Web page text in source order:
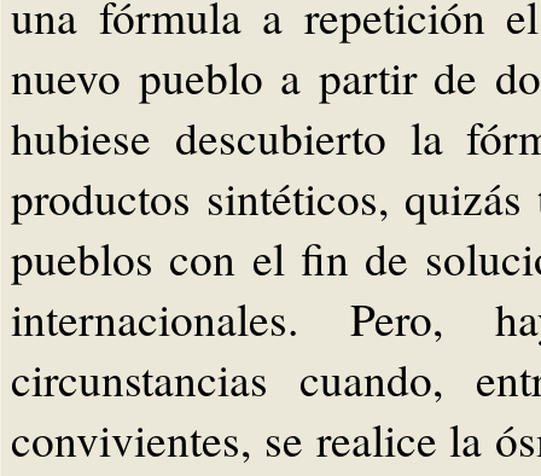
una fórmula a repetición
nuevo pueblo a partir de
hubiese descubierto la
productos sintéticos,
pueblos con el fin de
internacionales. Pero,
circunstancias cuando,
convivientes, se realice la